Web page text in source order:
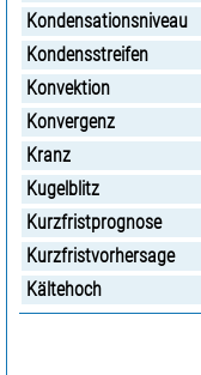
Kondensationsniveau
Kondensstreifen
Konvektion
Konvergenz
Kranz
Kugelblitz
Kurzfristprognose
Kurzfristvorhersage
Kältehoch